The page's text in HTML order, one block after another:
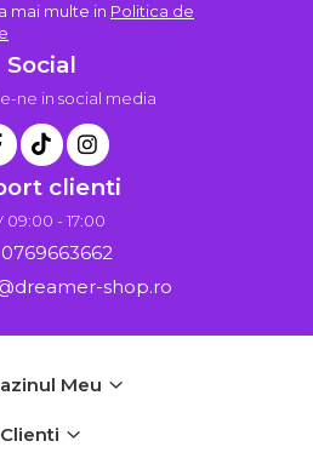
mai multe in Politica de
Social
ne in social media
clienti
09:00 - 17:00
0769663662
shop.ro
Meu
Clienti